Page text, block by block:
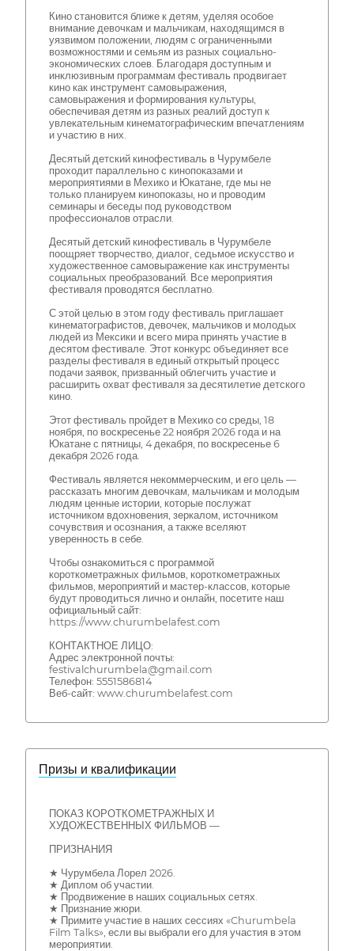
Кино становится ближе к детям, уделяя особое
внимание девочкам и мальчикам, находящимся в
уязвимом положении, людям с ограниченными
возможностями и семьям из разных социально-
экономических слоев. Благодаря доступным и
инклюзивным программам фестиваль продвигает
кино как инструмент самовыражения,
самовыражения и формирования культуры,
обеспечивая детям из разных реалий доступ к
увлекательным кинематографическим впечатлениям
и участию в них.
Десятый детский кинофестиваль в Чурумбеле
проходит параллельно с кинопоказами и
мероприятиями в Мехико и Юкатане, где мы не
только планируем кинопоказы, но и проводим
семинары и беседы под руководством
профессионалов отрасли.
Десятый детский кинофестиваль в Чурумбеле
поощряет творчество, диалог, седьмое искусство и
художественное самовыражение как инструменты
социальных преобразований. Все мероприятия
фестиваля проводятся бесплатно.
С этой целью в этом году фестиваль приглашает
кинематографистов, девочек, мальчиков и молодых
людей из Мексики и всего мира принять участие в
десятом фестивале. Этот конкурс объединяет все
разделы фестиваля в единый открытый процесс
подачи заявок, призванный облегчить участие и
расширить охват фестиваля за десятилетие детского
кино.
Этот фестиваль пройдет в Мехико со среды, 18
ноября, по воскресенье 22 ноября 2026 года и на
Юкатане с пятницы, 4 декабря, по воскресенье 6
декабря 2026 года.
Фестиваль является некоммерческим, и его цель —
рассказать многим девочкам, мальчикам и молодым
людям ценные истории, которые послужат
источником вдохновения, зеркалом, источником
сочувствия и осознания, а также вселяют
уверенность в себе.
Чтобы ознакомиться с программой
короткометражных фильмов, короткометражных
фильмов, мероприятий и мастер-классов, которые
будут проводиться лично и онлайн, посетите наш
официальный сайт:
https://www.churumbelafest.com
КОНТАКТНОЕ ЛИЦО:
Адрес электронной почты:
festivalchurumbela@gmail.com
Телефон: 5551586814
Веб-сайт: www.churumbelafest.com
Призы и квалификации
ПОКАЗ КОРОТКОМЕТРАЖНЫХ И
ХУДОЖЕСТВЕННЫХ ФИЛЬМОВ —
ПРИЗНАНИЯ
★ Чурумбела Лорел 2026.
★ Диплом об участии.
★ Продвижение в наших социальных сетях.
★ Признание жюри.
★ Примите участие в наших сессиях «Churumbela
Film Talks», если вы выбрали его для участия в этом
мероприятии.